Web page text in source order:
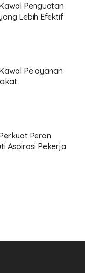
Penguatan
Lebih Efektif
Pelayanan
Peran
Aspirasi Pekerja